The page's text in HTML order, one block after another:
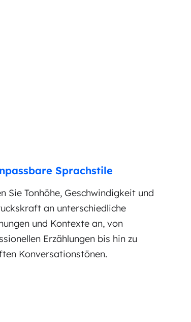
Sprachstile
Sie Tonhöhe, Geschwindigkeit und
an unterschiedliche
und Kontexte an, von
Erzählungen bis hin zu
Konversationstönen.